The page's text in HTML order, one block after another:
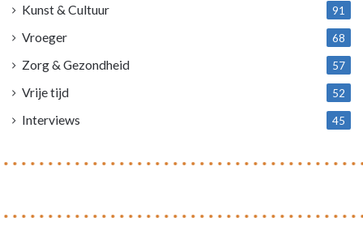
Kunst & Cultuur 91
Vroeger 68
Zorg & Gezondheid 57
Vrije tijd 52
Interviews 45